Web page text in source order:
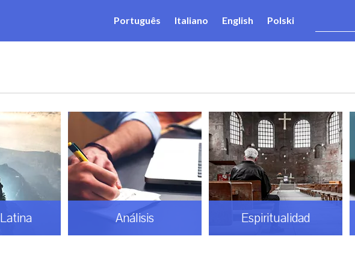
Português Italiano English Polski
Análisis Espiritualidad Gaudium-TV